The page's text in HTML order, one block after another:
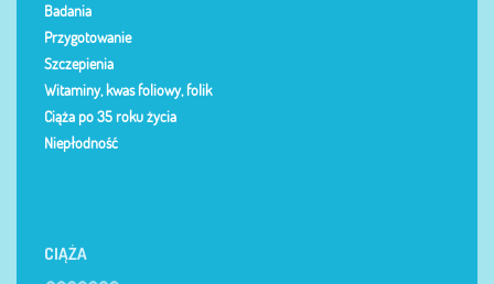
Badania
Przygotowanie
Szczepienia
Witaminy, kwas foliowy, folik
Ciąża po 35 roku życia
Niepłodność
CIĄŻA